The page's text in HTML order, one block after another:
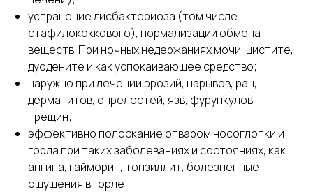
устранение дисбактериоза (том числе
стафилококкового), нормализации обмена
веществ. При ночных недержаниях мочи, цистите,
дуодените и как успокаивающее средство;
наружно при лечении эрозий, нарывов, ран,
дерматитов, опрелостей, язв, фурункулов,
трещин;
эффективно полоскание отваром носоглотки и
горла при таких заболеваниях и состояниях, как
ангина, гайморит, тонзиллит, болезненные
ощущения в горле;